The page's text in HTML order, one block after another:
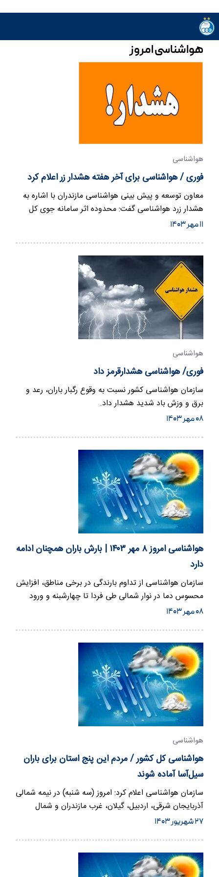
هواشناسی امروز
هواشناسی
فوری / هواشناسی برای آخر هفته هشدار زر اعلام کرد
معاون توسعه و پیش بینی هواشناسی مازندران با اشاره به
هشدار زرد هواشناسی گفت: محدوده اثر سامانه جوی کل
استان است.
۱۱ مهر ۱۴۰۳
هواشناسی
فوری/ هواشناسی هشدارقرمز داد
سازمان هواشناسی کشور نسبت به وقوع رگبار باران، رعد و
برق و وزش باد شدید هشدار داد.
۰۸ مهر ۱۴۰۳
هواشناسی امروز ۸ مهر ۱۴۰۳ | بارش باران همچنان ادامه
دارد
سازمان هواشناسی از تداوم بارندگی در برخی مناطق، افزایش
محسوس دما در نوار شمالی طی فردا تا چهارشبنه و ورود
سامانه بارشی…
۰۸ مهر ۱۴۰۳
هواشناسی
هواشناسی کل کشور / مردم این پنج استان برای باران
سیل‌آسا آماده شوند
سازمان هواشناسی اعلام کرد: امروز (سه شنبه) در نیمه شمالی
آذربایجان شرقی، اردبیل، گیلان، غرب مازندران و شمال
سمنان…
۲۷ شهریور ۱۴۰۳